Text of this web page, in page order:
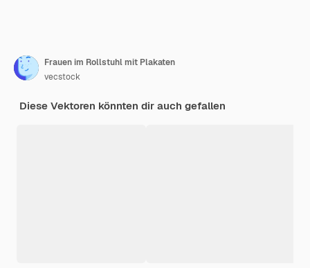
Frauen im Rollstuhl mit Plakaten
vecstock
Diese Vektoren könnten dir auch gefallen